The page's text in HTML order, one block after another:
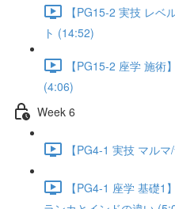
【PG15-2 実技 レベ
ト (14:52)
【PG15-2 座学 施術
(4:06)
Week 6
【PG4-1 実技 マル
【PG4-1 座学 基礎1